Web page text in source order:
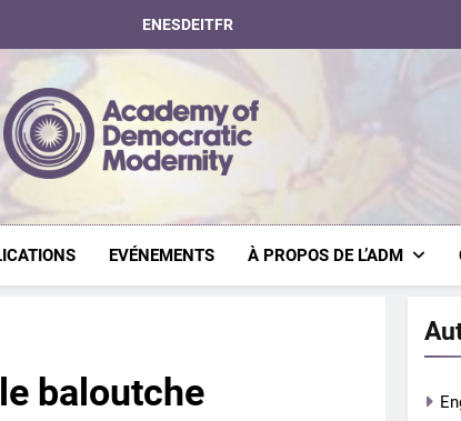
ENESDEITFR
Academy Of
EVÉNEMENTS À PROPOS DE L’ADM
baloutche